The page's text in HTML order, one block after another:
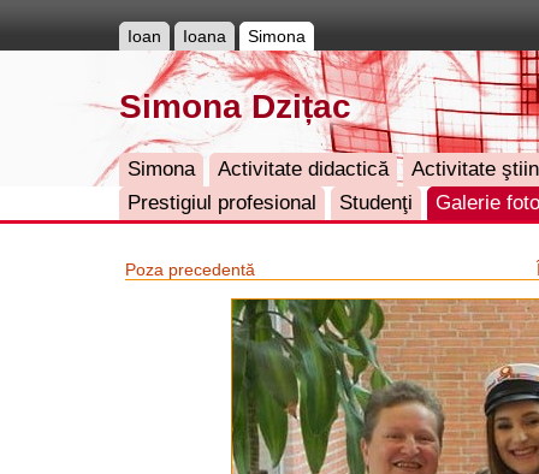
Ioan Ioana Simona
Simona Dzițac
Simona Activitate didactică
Activitate
Prestigiul profesional
Studenţi Galerie foto
Poza precedentă